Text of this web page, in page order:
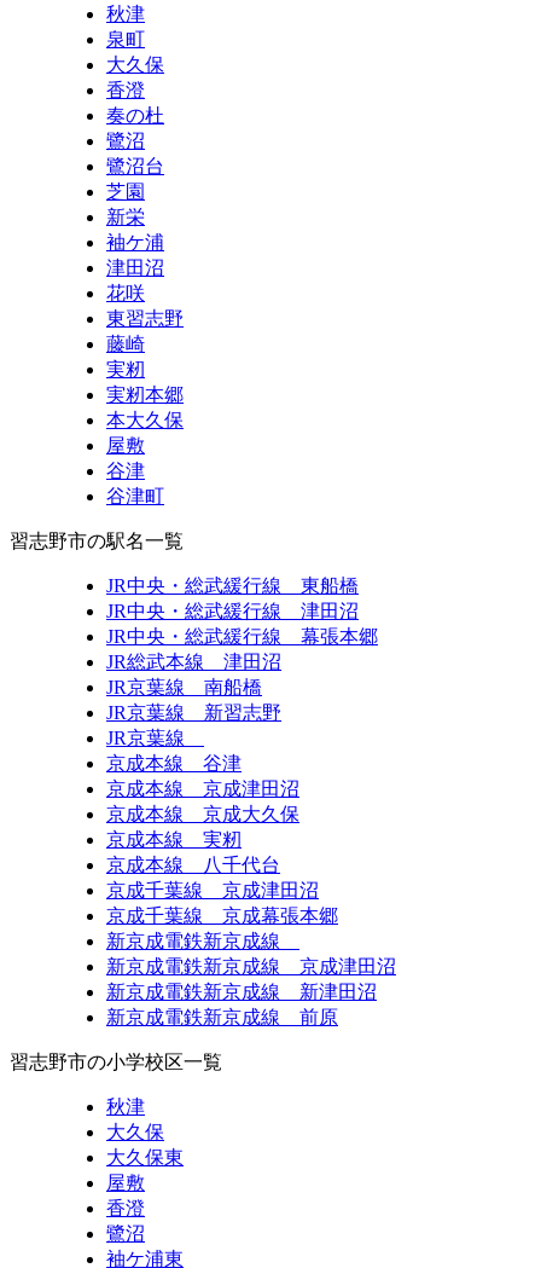
秋津
泉町
大久保
香澄
奏の杜
鷺沼
鷺沼台
芝園
新栄
袖ケ浦
津田沼
花咲
東習志野
藤崎
実籾
実籾本郷
本大久保
屋敷
谷津
谷津町
習志野市の駅名一覧
JR中央・総武緩行線 東船橋
JR中央・総武緩行線 津田沼
JR中央・総武緩行線 幕張本郷
JR総武本線 津田沼
JR京葉線 南船橋
JR京葉線 新習志野
JR京葉線
京成本線 谷津
京成本線 京成津田沼
京成本線 京成大久保
京成本線 実籾
京成本線 八千代台
京成千葉線 京成津田沼
京成千葉線 京成幕張本郷
新京成電鉄新京成線
新京成電鉄新京成線 京成津田沼
新京成電鉄新京成線 新津田沼
新京成電鉄新京成線 前原
習志野市の小学校区一覧
秋津
大久保
大久保東
屋敷
香澄
鷺沼
袖ケ浦東